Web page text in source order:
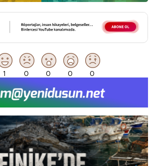
1 0 0 0 0